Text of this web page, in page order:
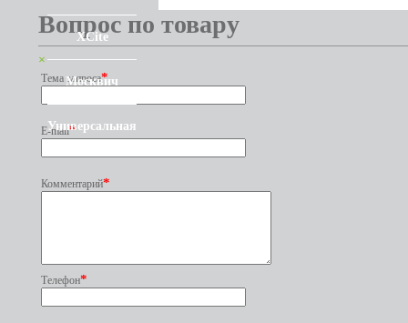
XCite
Москвич
Универсальная
Вопрос по товару
×
Тема запроса*
E-mail*
Комментарий*
Телефон*